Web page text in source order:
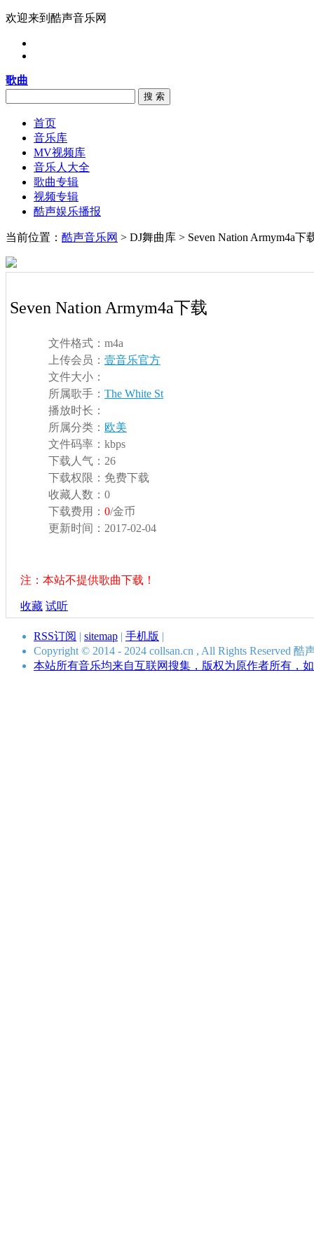
欢迎来到酷声音乐网
歌曲
搜 索
首页
音乐库
MV视频库
音乐人大全
歌曲专辑
视频专辑
酷声娱乐播报
当前位置： 酷声音乐网 > DJ舞曲库 > Seven Nation Armym4a下
Seven Nation Armym4a下载
文件格式： m4a
上传会员： 壹音乐官方
文件大小：
所属歌手： The White St
播放时长：
所属分类： 欧美
文件码率： kbps
下载人气： 26
下载权限： 免费下载
收藏人数： 0
下载费用： 0/金币
更新时间： 2017-02-04
注：本站不提供歌曲下载！
收藏 试听
RSS订阅 | sitemap | 手机版 |
Copyright © 2014 - 2024 collsan.cn , All Rights Reserved
本站所有音乐均来自互联网搜集，版权为原作者所有，